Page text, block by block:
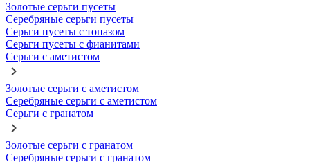
Золотые серьги пусеты
Серебряные серьги пусеты
Серьги пусеты с топазом
Серьги пусеты с фианитами
Серьги с аметистом
Золотые серьги с аметистом
Серебряные серьги с аметистом
Серьги с гранатом
Золотые серьги с гранатом
Серебряные серьги с гранатом